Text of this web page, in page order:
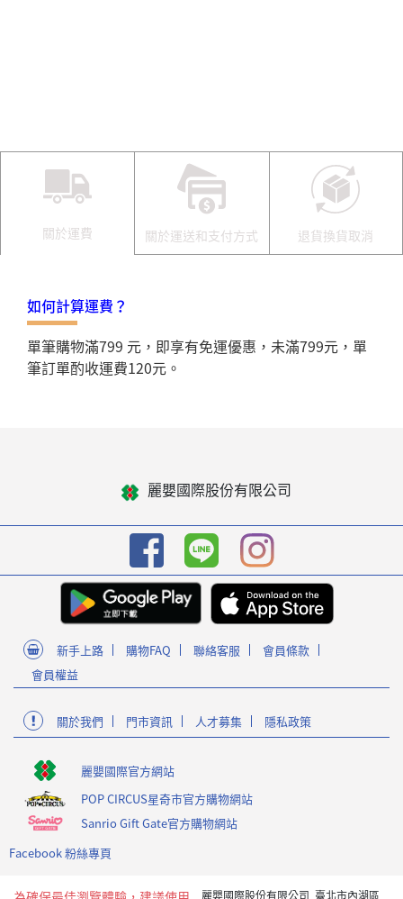
關於運費 關於運送和支付方式 退貨換貨取消
如何計算運費？
單筆購物滿799 元，即享有免運優惠，未滿799元，單
筆訂單酌收運費120元。
麗嬰國際股份有限公司
新手上路 購物FAQ 聯絡客服
會員條款
會員權益
關於我們 門市資訊 人才募集 隱私政策
麗嬰國際官方網站
POP CIRCUS星奇市官方購物網站
Sanrio Gift Gate官方購物網站
Facebook 粉絲專頁
麗嬰國際股份有限公司 臺北市內湖區